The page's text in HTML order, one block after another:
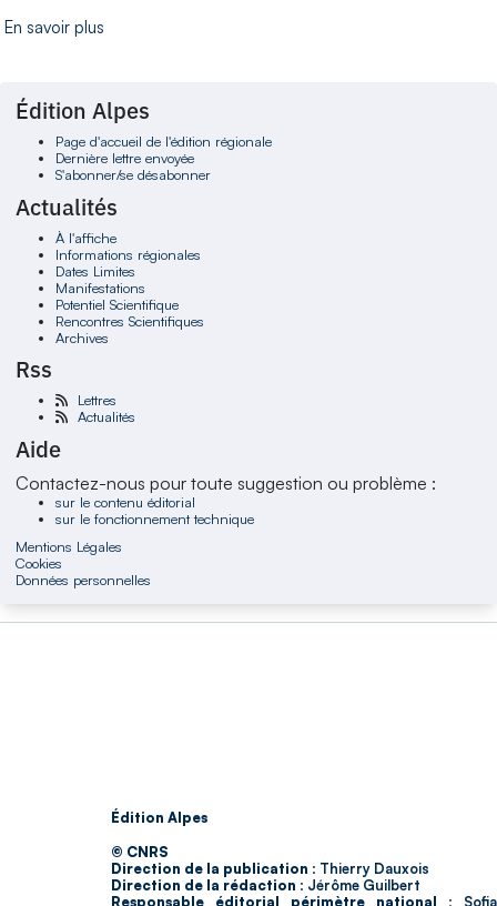
En savoir plus
Édition Alpes
Page d'accueil de l'édition régionale
Dernière lettre envoyée
S'abonner/se désabonner
Actualités
À l'affiche
Informations régionales
Dates Limites
Manifestations
Potentiel Scientifique
Rencontres Scientifiques
Archives
Rss
Lettres
Actualités
Aide
Contactez-nous pour toute suggestion ou problème :
sur le contenu éditorial
sur le fonctionnement technique
Mentions Légales
Cookies
Données personnelles
Édition Alpes
© CNRS
Direction de la publication : Thierry Dauxois
Direction de la rédaction : Jérôme Guilbert
Responsable éditorial périmètre national : Sofia